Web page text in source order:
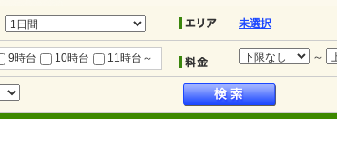
未選択
9時台 10時台 11時台～ ～